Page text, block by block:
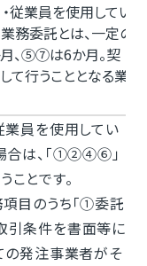
従業員を使用してい
務委託とは、一定の
、⑤⑦は6か月。契
行うこととなる業
業員を使用してい
合は、「①②④⑥」
とです。
目のうち「①委託
引条件を書面等に
の発注事業者がそ